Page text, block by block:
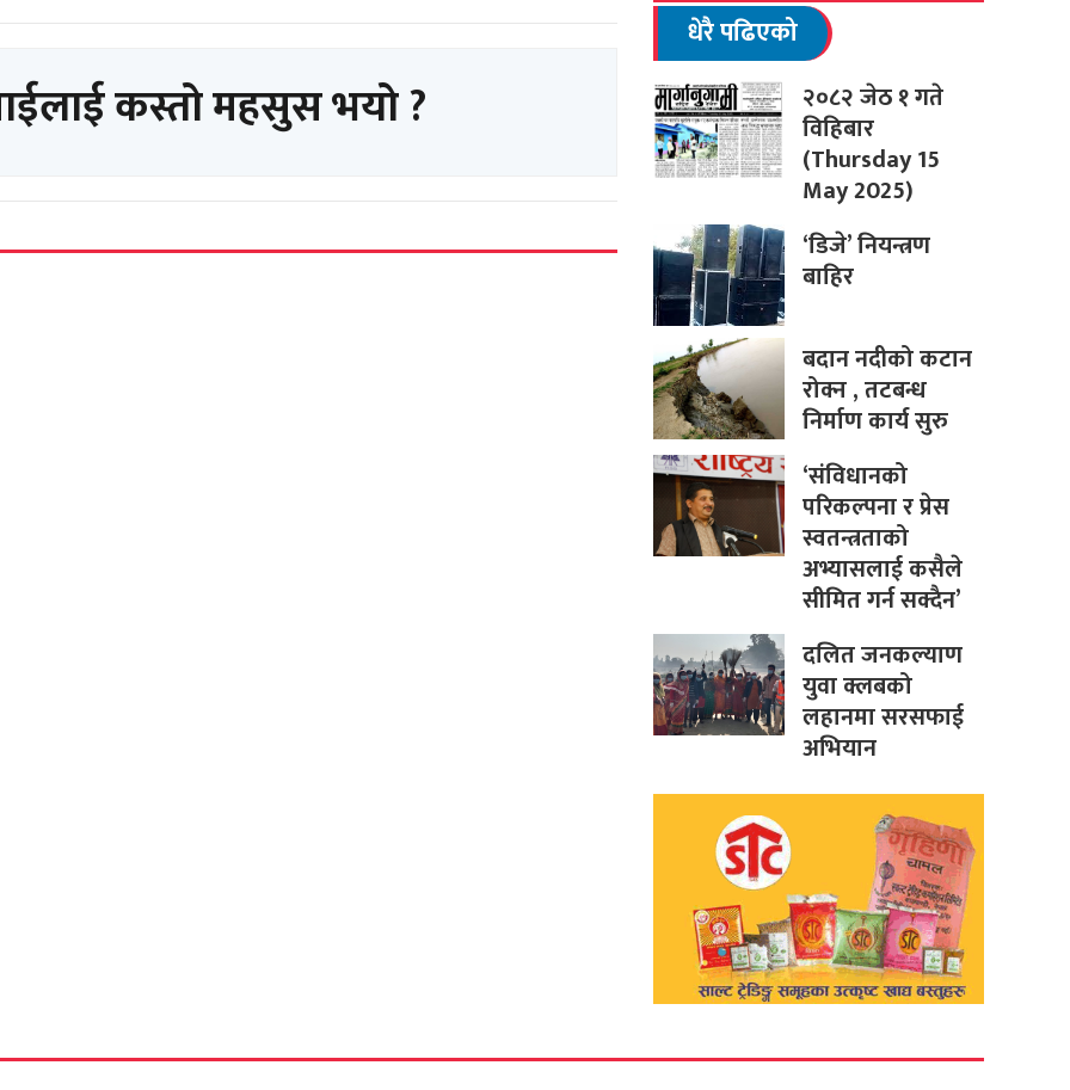
कस्तो महसुस भयो ?
धेरै पढिएको
२०८२ जेठ १ गते
विहिबार
(Thursday 15
May 2025)
‘डिजे’ नियन्त्रण
बाहिर
बदान नदीको कटान
रोक्न , तटबन्ध
निर्माण कार्य सुरु
‘संविधानको
परिकल्पना र प्रेस
स्वतन्त्रताको
अभ्यासलाई कसैले
सीमित गर्न सक्दैन’
दलित जनकल्याण
युवा क्लबको
लहानमा सरसफाई
अभियान